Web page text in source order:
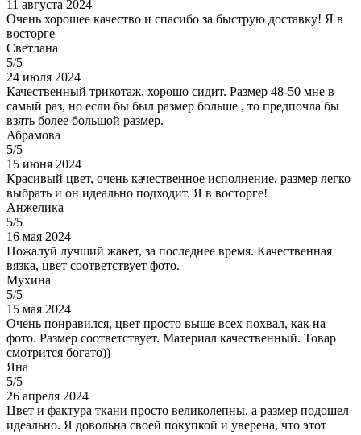
11 августа 2024
Очень хорошее качество и спасибо за быструю доставку! Я в
восторге
Светлана
5/5
24 июля 2024
Качественный трикотаж, хорошо сидит. Размер 48-50 мне в
самый раз, но если бы был размер больше , то предпочла бы
взять более большой размер.
Абрамова
5/5
15 июня 2024
Красивый цвет, очень качественное исполнение, размер легко
выбрать и он идеально подходит. Я в восторге!
Анжелика
5/5
16 мая 2024
Пожалуй лучший жакет, за последнее время. Качественная
вязка, цвет соответствует фото.
Мухина
5/5
15 мая 2024
Очень понравился, цвет просто выше всех похвал, как на
фото. Размер соответствует. Материал качественный. Товар
смотрится богато))
Яна
5/5
26 апреля 2024
Цвет и фактура ткани просто великолепны, а размер подошел
идеально. Я довольна своей покупкой и уверена, что этот